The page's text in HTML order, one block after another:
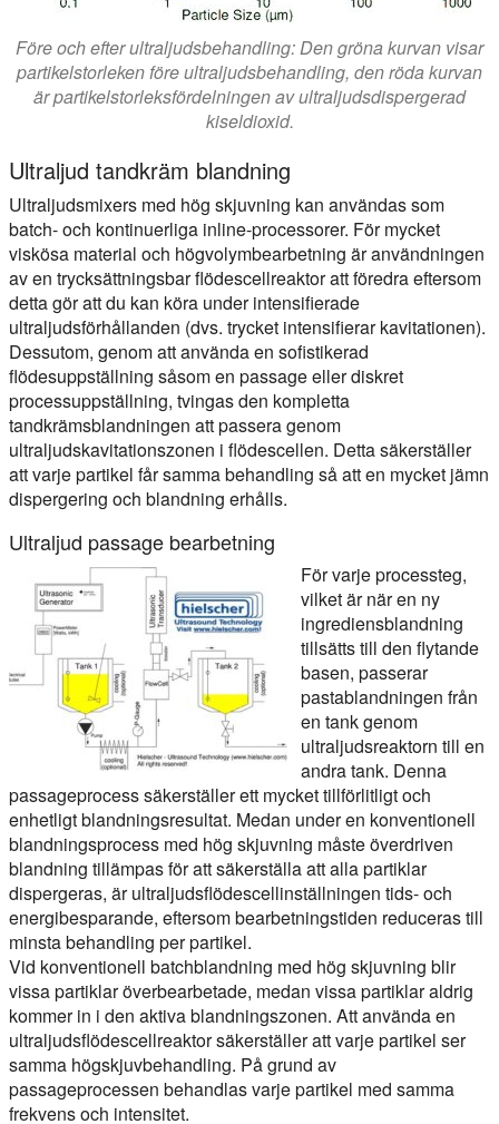
Före och efter ultraljudsbehandling: Den gröna kurvan visar
partikelstorleken före ultraljudsbehandling, den röda kurvan
är partikelstorleksfördelningen av ultraljudsdispergerad
kiseldioxid.
Ultraljud tandkräm blandning
Ultraljudsmixers med hög skjuvning kan användas som
batch- och kontinuerliga inline-processorer. För mycket
viskösa material och högvolymbearbetning är användningen
av en trycksättningsbar flödescellreaktor att föredra eftersom
detta gör att du kan köra under intensifierade
ultraljudsförhållanden (dvs. trycket intensifierar kavitationen).
Dessutom, genom att använda en sofistikerad
flödesuppställning såsom en passage eller diskret
processuppställning, tvingas den kompletta
tandkrämsblandningen att passera genom
ultraljudskavitationszonen i flödescellen. Detta säkerställer
att varje partikel får samma behandling så att en mycket jämn
dispergering och blandning erhålls.
Ultraljud passage bearbetning
För varje processteg,
vilket är när en ny
ingrediensblandning
tillsätts till den flytande
basen, passerar
pastablandningen från
en tank genom
ultraljudsreaktorn till en
andra tank. Denna
passageprocess säkerställer ett mycket tillförlitligt och
enhetligt blandningsresultat. Medan under en konventionell
blandningsprocess med hög skjuvning måste överdriven
blandning tillämpas för att säkerställa att alla partiklar
dispergeras, är ultraljudsflödescellinställningen tids- och
energibesparande, eftersom bearbetningstiden reduceras till
minsta behandling per partikel.
Vid konventionell batchblandning med hög skjuvning blir
vissa partiklar överbearbetade, medan vissa partiklar aldrig
kommer in i den aktiva blandningszonen. Att använda en
ultraljudsflödescellreaktor säkerställer att varje partikel ser
samma högskjuvbehandling. På grund av
passageprocessen behandlas varje partikel med samma
frekvens och intensitet.